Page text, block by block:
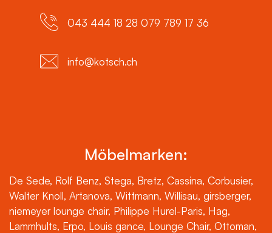
043 444 18 28 079 789 17 36
info@kotsch.ch
Möbelmarken:
De Sede, Rolf Benz, Stega, Bretz, Cassina, Corbusier,
Walter Knoll, Artanova, Wittmann, Willisau, girsberger,
niemeyer lounge chair, Philippe Hurel-Paris, Hag,
Lammhults, Erpo, Louis gance, Lounge Chair, Ottoman,